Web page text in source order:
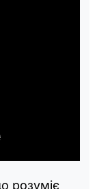
розуміє